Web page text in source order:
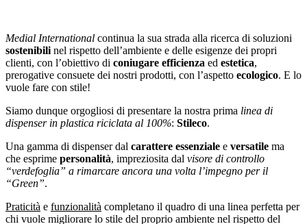
Medial International continua la sua strada alla ricerca di soluzioni
sostenibili nel rispetto dell’ambiente e delle esigenze dei propri
clienti, con l’obiettivo di coniugare efficienza ed estetica,
prerogative consuete dei nostri prodotti, con l’aspetto ecologico. E lo
vuole fare con stile!
Siamo dunque orgogliosi di presentare la nostra prima linea di
dispenser in plastica riciclata al 100%: Stileco.
Una gamma di dispenser dal carattere essenziale e versatile ma
che esprime personalità, impreziosita dal visore di controllo
“verdefoglia” a rimarcare ancora una volta l’impegno per il
“Green”.
Praticità e funzionalità completano il quadro di una linea perfetta per
chi vuole migliorare lo stile del proprio ambiente nel rispetto del